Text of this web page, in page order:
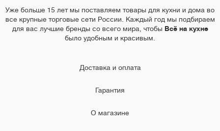
Уже больше 15 лет мы поставляем товары для кухни и дома во
все крупные торговые сети России. Каждый год мы подбираем
для вас лучшие бренды со всего мира, чтобы Всё на кухне
было удобным и красивым.
Доставка и оплата
Гарантия
О магазине